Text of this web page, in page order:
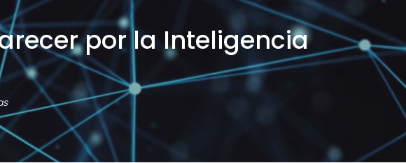
por la Inteligencia